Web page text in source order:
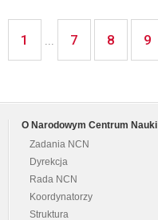
1 ... 7 8 9
O Narodowym Centrum Nauki
Zadania NCN
Dyrekcja
Rada NCN
Koordynatorzy
Struktura